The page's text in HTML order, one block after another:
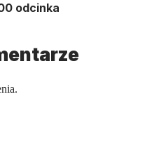
odcinka